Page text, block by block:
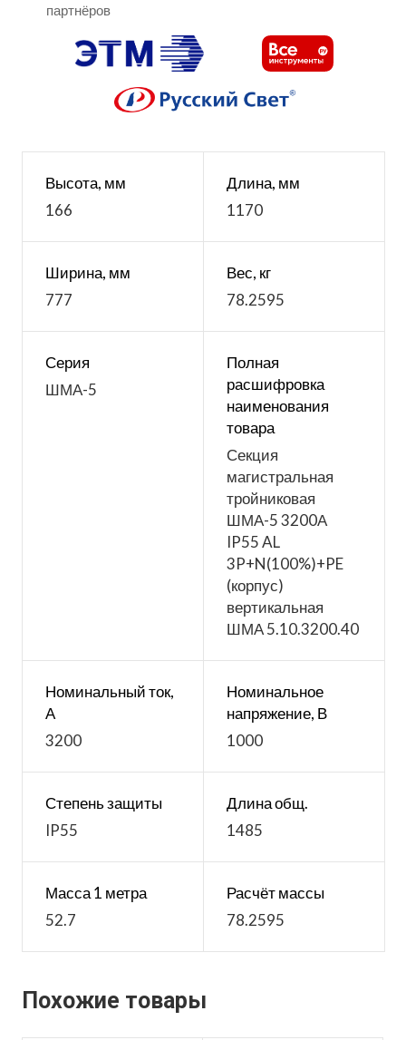
партнёров
Высота, мм
166
Длина, мм
1170
Ширина, мм
777
Вес, кг
78.2595
Серия
ШМА-5
Полная
расшифровка
наименования
товара
Секция
магистральная
тройниковая
ШМА-5 3200А
IP55 AL
3P+N(100%)+PE
(корпус)
вертикальная
ШМА 5.10.3200.40
Номинальный ток,
А
3200
Номинальное
напряжение, В
1000
Степень защиты
IP55
Длина общ.
1485
Масса 1 метра
52.7
Расчёт массы
78.2595
Похожие товары